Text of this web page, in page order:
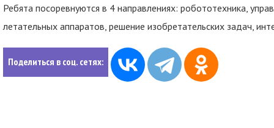
Ребята посоревнуются в 4 направлениях: робототехника,
летательных аппаратов, решение изобретательских задач,
Поделиться в соц. сетях: